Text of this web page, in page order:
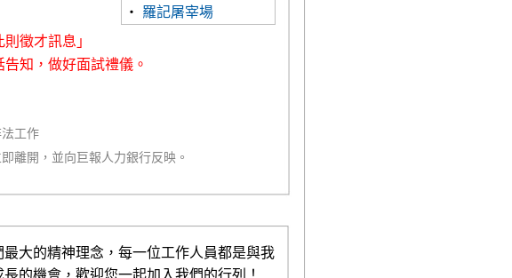
‧ 羅記屠宰場
徵才訊息」
知，做好面試禮儀。
工作
離開，並向巨報人力銀行反映。
大的精神理念，每一位工作人員都是與我
的機會，歡迎您一起加入我們的行列！